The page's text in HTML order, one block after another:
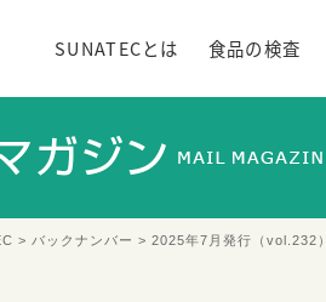
SUNATECとは 食品の検査
> バックナンバー > 2025年7月発行（vol.232）